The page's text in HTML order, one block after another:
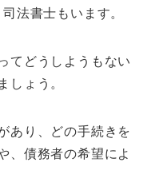
法書士もいます。
てどうしようもない
しょう。
あり、どの手続きを
、債務者の希望によ